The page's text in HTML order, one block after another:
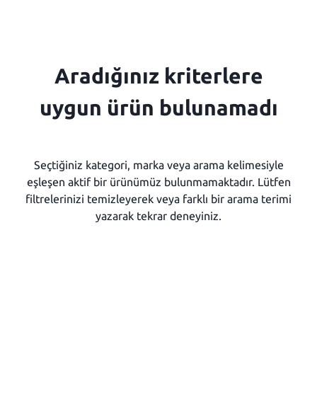
Aradığınız kriterlere
uygun ürün bulunamadı
Seçtiğiniz kategori, marka veya arama kelimesiyle
eşleşen aktif bir ürünümüz bulunmamaktadır. Lütfen
filtrelerinizi temizleyerek veya farklı bir arama terimi
yazarak tekrar deneyiniz.